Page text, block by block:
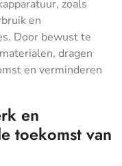
zoals
en
Door bewust te
dragen
en verminderen
en
toekomst van